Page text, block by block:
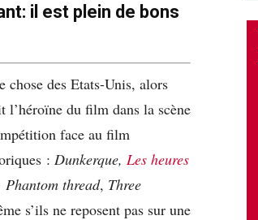
il est plein de bons
chose des Etats-Unis, alors
l’héroïne du film dans la scène
face au film
: Dunkerque, Les heures
Phantom thread, Three
s’ils ne reposent pas sur une